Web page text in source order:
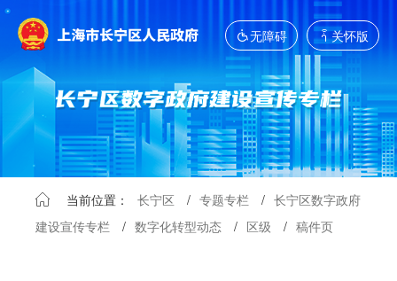
无障碍 关怀版
当前位置： 长宁区 / 专题专栏 / 长宁区数字政府
建设宣传专栏
/ 数字化转型动态 / 区级 / 稿件页